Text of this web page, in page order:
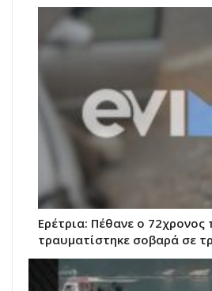
Ερέτρια: Πέθανε ο 72χρονος
τραυματίστηκε σοβαρά σε